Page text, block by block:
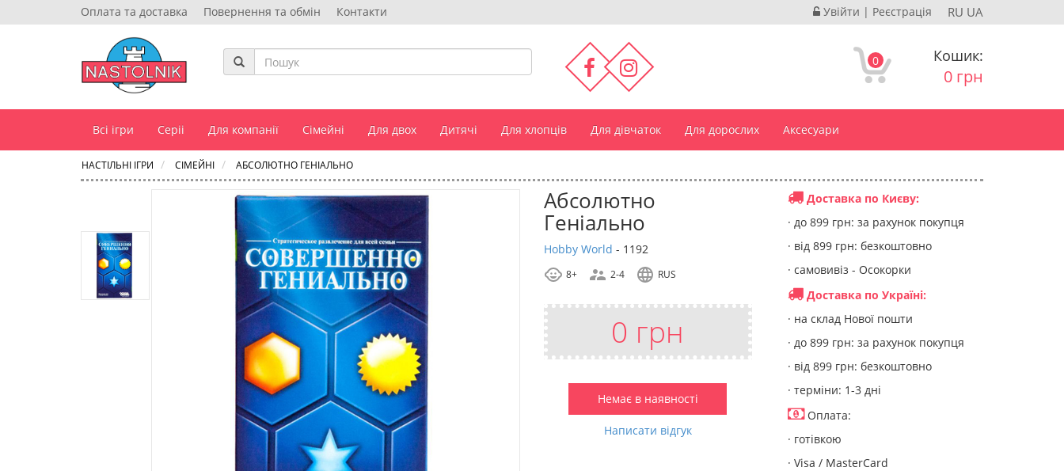
Оплата та доставка Повернення та обмін Контакти Увійти | Реєстрація RU UA
0 Кошик:
0 грн
Всі ігри Серіі Для компанії Сімейні Для двох Дитячі Для хлопців Для дівчаток Для дорослих Аксесуари
НАСТІЛЬНІ ІГРИ СІМЕЙНІ АБСОЛЮТНО ГЕНІАЛЬНО
Абсолютно
Геніально
Hobby World - 1192
8+ 2-4 RUS
0 грн
Немає в наявності
Написати відгук
Доставка по Києву:
· до 899 грн: за рахунок покупця
· від 899 грн: безкоштовно
· самовивіз - Осокорки
Доставка по Україні:
· на склад Нової пошти
· до 899 грн: за рахунок покупця
· від 899 грн: безкоштовно
· терміни: 1-3 дні
Оплата:
· готівкою
· Visa / MasterCard